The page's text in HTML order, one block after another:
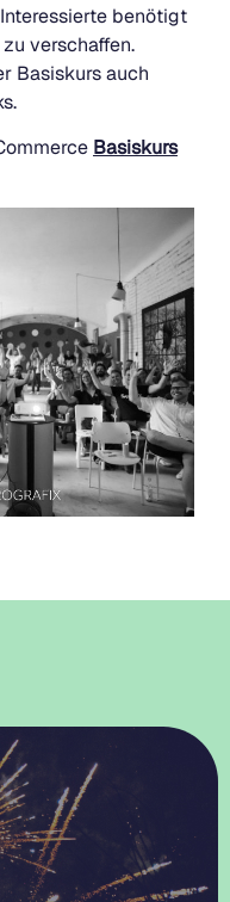
benötigt
verschaffen.
Basiskurs auch
Basiskurs